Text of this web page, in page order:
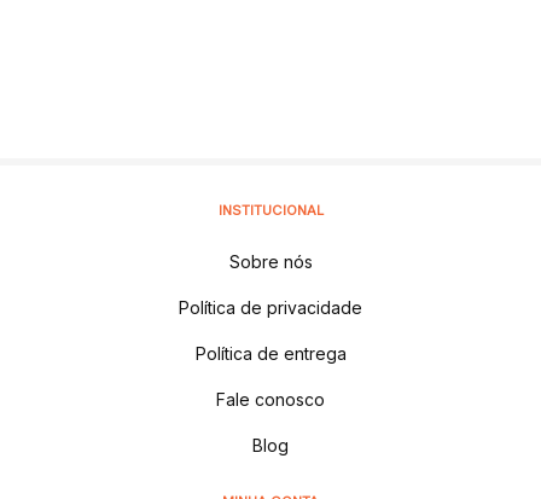
INSTITUCIONAL
Sobre nós
Política de privacidade
Política de entrega
Fale conosco
Blog